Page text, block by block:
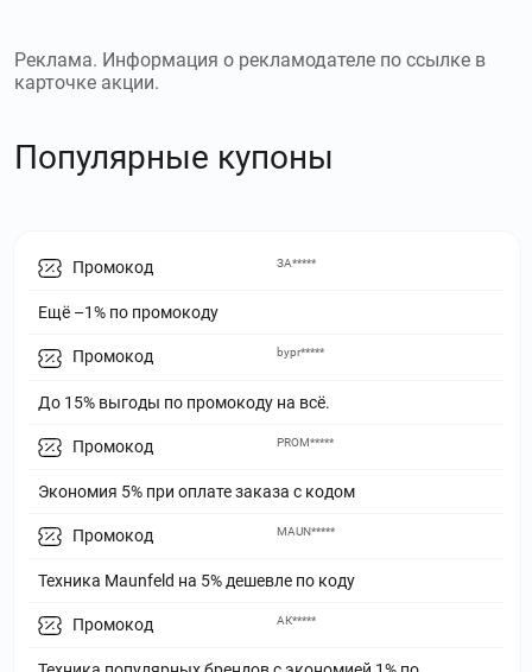
Реклама. Информация о рекламодателе по ссылке в
карточке акции.
Популярные купоны
Промокод
Ещё –1% по промокоду
ЗА*****
Промокод
До 15% выгоды по промокоду на всё.
bypr*****
Промокод
Экономия 5% при оплате заказа с кодом
PROM*****
Промокод
Техника Maunfeld на 5% дешевле по коду
MAUN*****
Промокод АК*****